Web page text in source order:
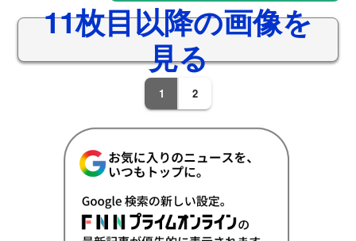
11枚目以降の画像を
見る
1 2